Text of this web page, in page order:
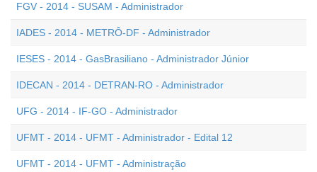
FGV - 2014 - SUSAM - Administrador
IADES - 2014 - METRÔ-DF - Administrador
IESES - 2014 - GasBrasiliano - Administrador Júnior
IDECAN - 2014 - DETRAN-RO - Administrador
UFG - 2014 - IF-GO - Administrador
UFMT - 2014 - UFMT - Administrador - Edital 12
UFMT - 2014 - UFMT - Administração